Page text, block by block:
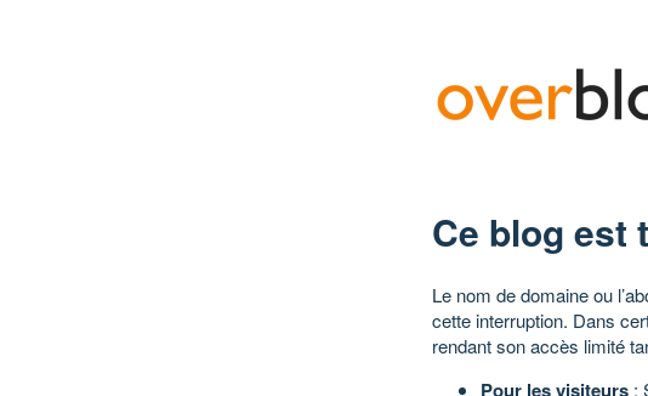
Ce blog est
Le nom de domaine ou
cette interruption. Dans
rendant son accès limité
Pour les visiteurs :